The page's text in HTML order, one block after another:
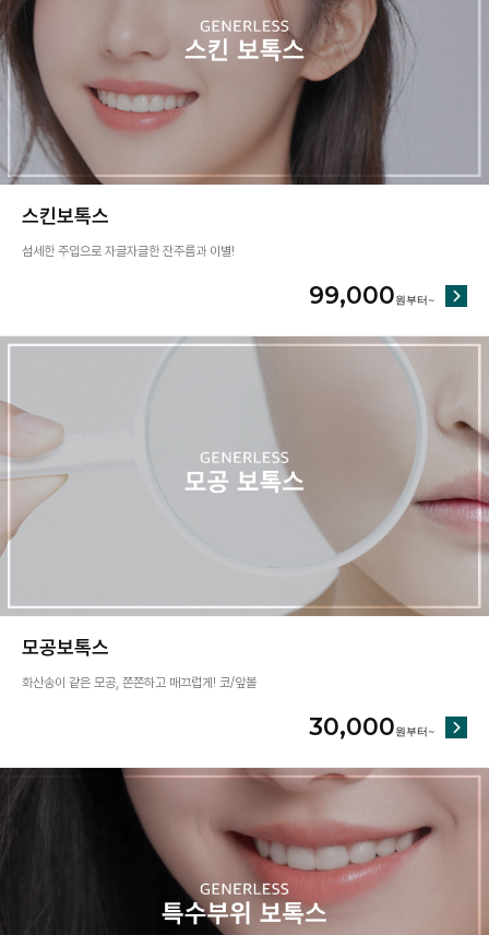
스킨보톡스
섬세한 주입으로 자글자글한 잔주름과 이별!
99,000
모공보톡스
화산송이 같은 모공, 쫀쫀하고 매끄럽게! 코/앞볼
30,000